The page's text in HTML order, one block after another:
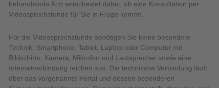
behandelnde Arzt entscheidet dabei, ob eine Konsultation per
Videosprechstunde für Sie in Frage kommt.
Für die Videosprechstunde benötigen Sie keine besondere
Technik: Smartphone, Tablet, Laptop oder Computer mit
Bildschirm, Kamera, Mikrofon und Lautsprecher sowie eine
Internetverbindung reichen aus. Die technische Verbindung läuft
über das vorgenannte Portal und dessen besonderen